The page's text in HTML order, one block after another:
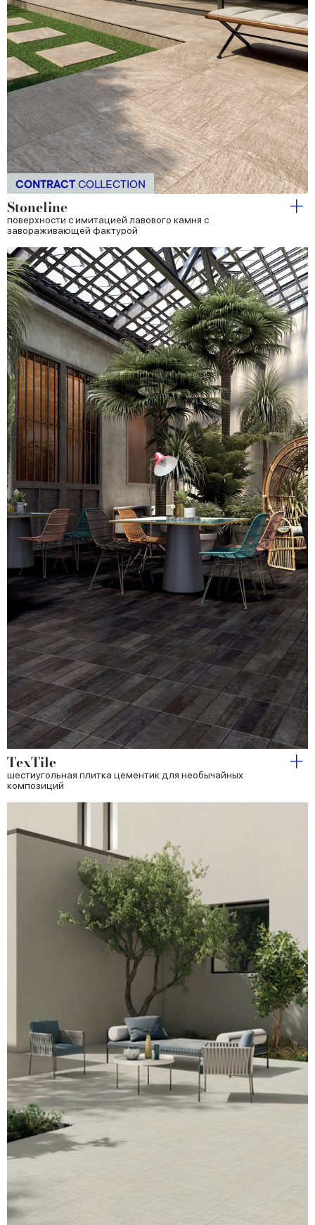
CONTRACT COLLECTION
Stoneline
поверхности с имитацией лавового камня с
завораживающей фактурой
TexTile
шестиугольная плитка цементик для необычайных
композиций